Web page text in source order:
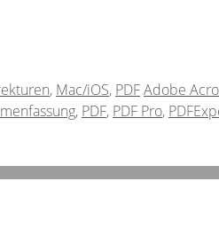
, Mac/iOS, PDFAdobe
, PDF, PDF Pro,